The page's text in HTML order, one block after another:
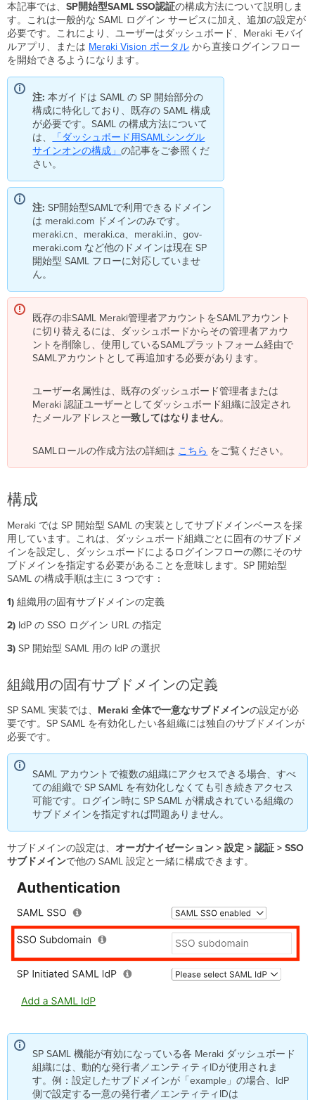
の
定
義
IdP
の
SSO
ロ
グ
イ
ン
URL
の
定
SP
開
始
型
SAML
用
IdP
選
択
Web
で
SP
開
始
に
よ
イ
ン
モ
バ
イ
で
の
SP
開
SAML
よ
る
グ
ン
既
知
の
問
題
本記事では、SP開始型SAML SSO認証の構成方法について説明しま
す。これは一般的な SAML ログイン サービスに加え、追加の設定が
必要です。これにより、ユーザーはダッシュボード、Meraki モバイ
ルアプリ、または Meraki Vision ポータル から直接ログインフロー
を開始できるようになります。
注: 本ガイドは SAML の SP 開始部分の
構成に特化しており、既存の SAML 構成
が必要です。SAML の構成方法について
は、
「ダッシュボード用SAMLシングル
サインオンの構成」の記事をご参照くだ
さい。
注: SP開始型SAMLで利用できるドメイン
は meraki.com ドメインのみです。
meraki.cn、meraki.ca、meraki.in、gov-
meraki.com など他のドメインは現在 SP
開始型 SAML フローに対応していませ
ん。
既存の非SAML Meraki管理者アカウントをSAMLアカウント
に切り替えるには、ダッシュボードからその管理者アカウ
ントを削除し、使用しているSAMLプラットフォーム経由で
SAMLアカウントとして再追加する必要があります。
ユーザー名属性は、既存のダッシュボード管理者または
Meraki 認証ユーザーとしてダッシュボード組織に設定され
たメールアドレスと一致してはなりません。
SAMLロールの作成方法の詳細は こちら をご覧ください。
構成
Meraki では SP 開始型 SAML の実装としてサブドメインベースを採
用しています。これは、ダッシュボード組織ごとに固有のサブドメ
インを設定し、ダッシュボードによるログインフローの際にそのサ
ブドメインを指定する必要があることを意味します。SP 開始型
SAML の構成手順は主に 3 つです：
1) 組織用の固有サブドメインの定義
2) IdP の SSO ログイン URL の指定
3) SP 開始型 SAML 用の IdP の選択
組織用の固有サブドメインの定義
SP SAML 実装では、 Meraki 全体で一意なサブドメインの設定が必
要です。SP SAML を有効化したい各組織には独自のサブドメインが
必要です。
SAML アカウントで複数の組織にアクセスできる場合、すべ
ての組織で SP SAML を有効化しなくても引き続きアクセス
可能です。ログイン時に SP SAML が構成されている組織の
サブドメインを指定すれば問題ありません。
サブドメインの設定は、オーガナイゼーション > 設定 > 認証 > SSO
サブドメインで他の SAML 設定と一緒に構成できます。
SP SAML 機能が有効になっている各 Meraki ダッシュボード
組織には、動的な発行者／エンティティIDが使用されま
す。例：設定したサブドメインが「example」の場合、IdP
側で設定する一意の発行者／エンティティIDは